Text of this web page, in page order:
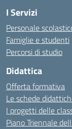
I Servizi
Personale
Famiglie e studenti
Percorsi di studio
Didattica
Offerta formativa
Le schede
I progetti delle
Piano Triennale